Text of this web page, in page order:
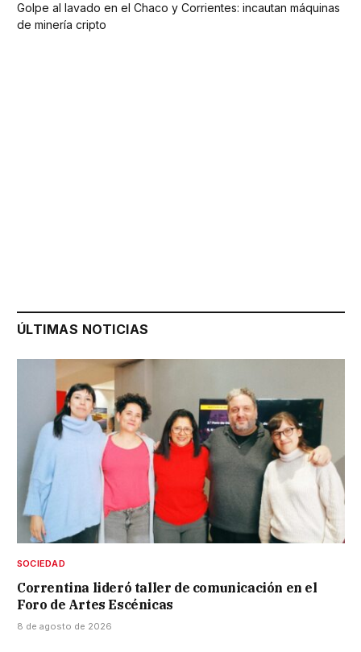
Golpe al lavado en el Chaco y Corrientes: incautan máquinas
de minería cripto
ÚLTIMAS NOTICIAS
SOCIEDAD
Correntina lideró taller de comunicación en el
Foro de Artes Escénicas
8 de agosto de 2026